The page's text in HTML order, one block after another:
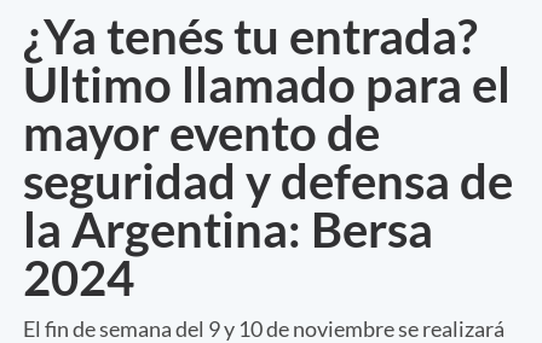
¿Ya tenés tu entrada?
Ultimo llamado para el
mayor evento de
seguridad y defensa de
la Argentina: Bersa
2024
El fin de semana del 9 y 10 de noviembre se realizará